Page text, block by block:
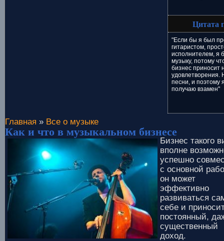
Цитата
"Если бы я был
гитаристом,
исполнителем, я
музыку, потому
бизнес приносит
удовлетворения.
песни, и поэтому
получаю взамен"
Главная » Все о музыке
Как и что в музыкальном бизнесе
Бизнес такого
вполне
успешно
с основной
он может
эффективно
развиваться
себе и
постоянный,
существенный
доход.